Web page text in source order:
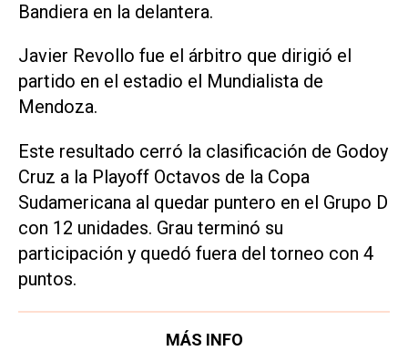
Bandiera en la delantera.
Javier Revollo fue el árbitro que dirigió el
partido en el estadio el Mundialista de
Mendoza.
Este resultado cerró la clasificación de Godoy
Cruz a la Playoff Octavos de la Copa
Sudamericana al quedar puntero en el Grupo D
con 12 unidades. Grau terminó su
participación y quedó fuera del torneo con 4
puntos.
MÁS INFO